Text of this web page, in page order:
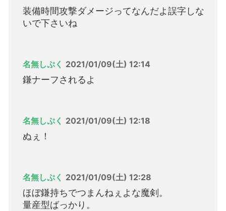
装備時間攻撃ダメージってなんだよ誤字しな
いで下さいね
名無しぷく 2021/01/09(土) 12:14
鎌ナーフされるよ
名無しぷく 2021/01/09(土) 12:18
ぬぇ！
名無しぷく 2021/01/09(土) 12:28
ほぼ鎌持ちでつまんねぇよな魔剣。
量産型ばっかり。